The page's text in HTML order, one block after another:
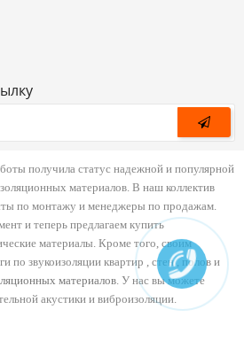
получила статус надежной и популярной
материалов. В наш коллектив
по монтажу и менеджеры по продажам.
и теперь предлагаем купить
материалы. Кроме того, своим
по звукоизоляции квартир , стен , полов и
материалов. У нас вы можете
акустики и виброизоляции.